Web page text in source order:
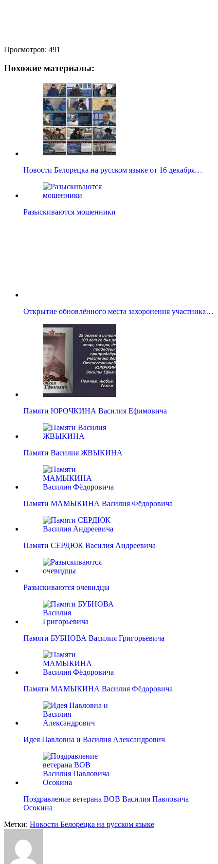
Просмотров: 491
Похожие материалы:
Новости Белорецка на русском языке от 16 декабря…
Разыскиваются мошенники
Открытие обновлённого места захоронения участника…
Памяти ЮРОЧКИНА Василия Ефимовича
Памяти Василия ЖВЫКИНА
Памяти МАМЫКИНА Василия Фёдоровича
Памяти СЕРДЮК Василия Андреевича
Разыскиваются очевидцы
Памяти БУБНОВА Василия Григорьевича
Памяти МАМЫКИНА Василия Фёдоровича
Идея Павловна и Василия Александрович
Поздравление ветерана ВОВ Василия Павловича
Осокина
Метки: Новости Белорецка на русском языке